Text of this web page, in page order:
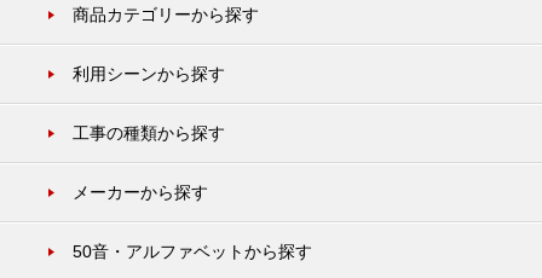
商品カテゴリーから探す
利用シーンから探す
工事の種類から探す
メーカーから探す
50音・アルファベットから探す